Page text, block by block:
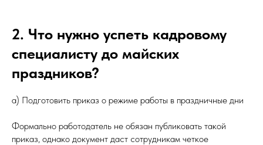
2. Что нужно успеть кадровому
специалисту до майских
праздников?
a) Подготовить приказ о режиме работы в праздничные дни
Формально работодатель не обязан публиковать такой
приказ, однако документ даст сотрудникам четкое